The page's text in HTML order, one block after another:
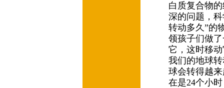
白质复合物
深的问题，
转动多久”的
领孩子们做
它，这时移
我们的地球
球会转得越
在是24个小